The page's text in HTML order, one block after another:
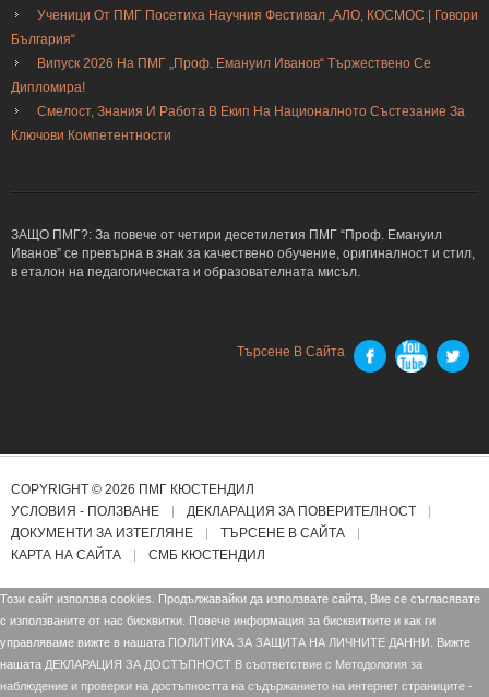
Ученици От ПМГ Посетиха Научния Фестивал „АЛО, КОСМОС | Говори
България“
Випуск 2026 На ПМГ „Проф. Емануил Иванов“ Тържествено Се
Дипломира!
Смелост, Знания И Работа В Екип На Националното Състезание За
Ключови Компетентности
ЗАЩО ПМГ?: За повече от четири десетилетия ПМГ “Проф. Емануил
Иванов” се превърна в знак за качествено обучение, оригиналност и стил,
в еталон на педагогическата и образователната мисъл.
Търсене В Сайта
COPYRIGHT © 2026 ПМГ КЮСТЕНДИЛ
УСЛОВИЯ - ПОЛЗВАНЕ
ДЕКЛАРАЦИЯ ЗА ПОВЕРИТЕЛНОСТ
ДОКУМЕНТИ ЗА ИЗТЕГЛЯНЕ
ТЪРСЕНЕ В САЙТА
КАРТА НА САЙТА
СМБ КЮСТЕНДИЛ
Този сайт използва cookies. Продължавайки да използвате сайта, Вие се съгласявате
с използваните от нас бисквитки. Повече информация за бисквитките и как ги
управляваме вижте в нашата ПОЛИТИКА ЗА ЗАЩИТА НА ЛИЧНИТЕ ДАННИ.
Вижте
нашата ДЕКЛАРАЦИЯ ЗА ДОСТЪПНОСТ В съответствие с Mетодология за
наблюдение и проверки на достъпността на съдържанието на интернет страниците -